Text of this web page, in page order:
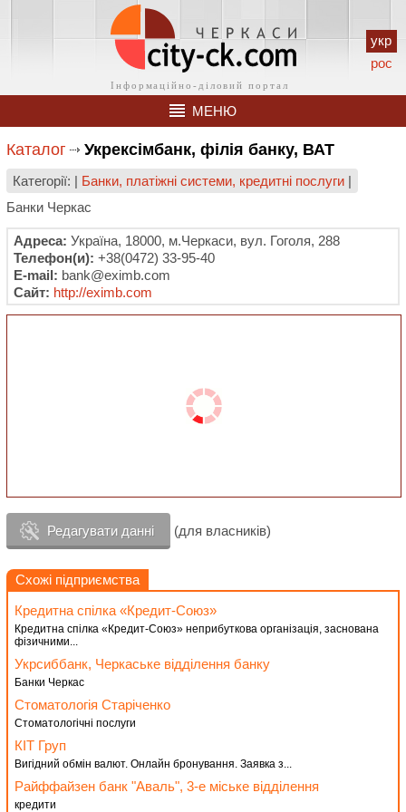
укр
рос
МЕНЮ
Каталог Укрексімбанк, філія банку, ВАТ
Категорії: | Банки, платіжні системи, кредитні послуги |
Банки Черкас
Адреса: Україна, 18000, м.Черкаси, вул. Гоголя, 288
Телефон(и): +38(0472) 33-95-40
E-mail: bank@eximb.com
Сайт: http://eximb.com
Редагувати данні (для власників)
Схожі підприємства
Кредитна спілка «Кредит-Союз»
Кредитна спілка «Кредит-Союз» неприбуткова організація, заснована
фізичними...
Укрсиббанк, Черкаське відділення банку
Банки Черкас
Стоматологія Старіченко
Стоматологічні послуги
КІТ Груп
Вигідний обмін валют. Онлайн бронування. Заявка з...
Райффайзен банк "Аваль", 3-е міське відділення
кредити